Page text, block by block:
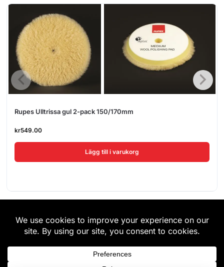
Rupes Ulltrissa gul 2-pack 150/170mm
kr549.00
Lägg till i varukorg